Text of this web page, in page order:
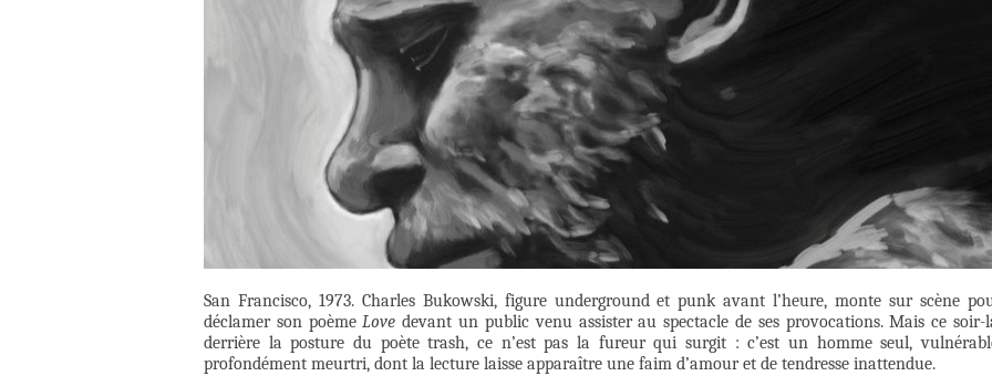
San Francisco, 1973. Charles Bukowski, figure underground et punk avant l’heure, monte sur scène
déclamer son poèmeLove devant un public venu assister au spectacle de ses provocations. Mais ce soir-
derrière la posture du poète trash, ce n’est pas la fureur qui surgit : c’est un homme seul,
profondément meurtri, dont la lecture laisse apparaître une faim d’amour et de tendresse inattendue.